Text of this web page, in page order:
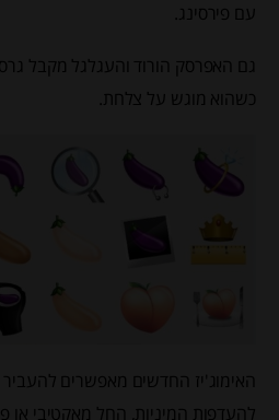
עם פירסינג.
גם האפרסק הורוד והעגלגל מקבל
כשהוא מוגש על צלחת.
האימוג'יז החדשים מאפשרים להעביר
להעדפות המיניות, החל מאקטיבי או